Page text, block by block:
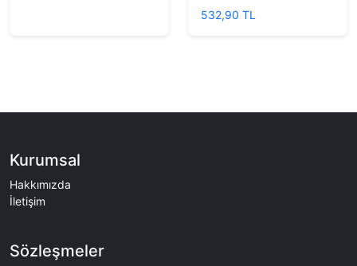
532,90 TL
Kurumsal
Hakkımızda
İletişim
Sözleşmeler